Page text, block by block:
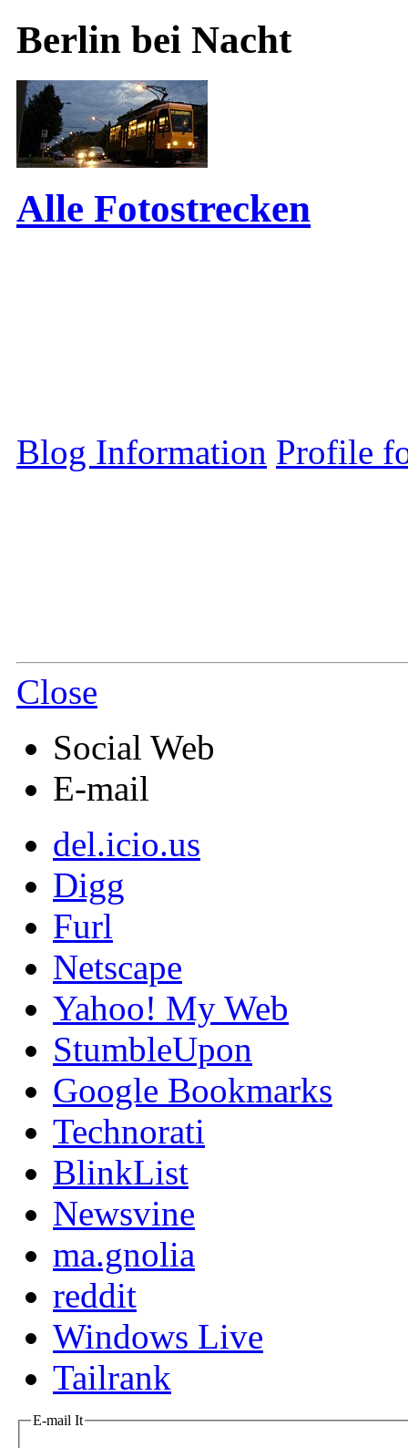
Berlin bei Nacht
Alle Fotostrecken
Blog Information Profile
Close
Social Web
E-mail
del.icio.us
Digg
Furl
Netscape
Yahoo! My Web
StumbleUpon
Google Bookmarks
Technorati
BlinkList
Newsvine
ma.gnolia
reddit
Windows Live
Tailrank
E-mail It